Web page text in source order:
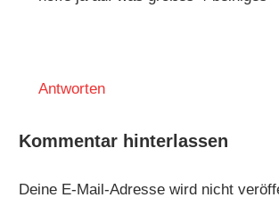
Antworten
Kommentar hinterlassen
Deine E-Mail-Adresse wird nicht